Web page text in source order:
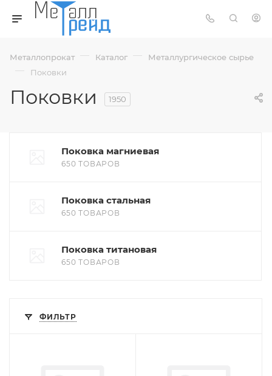
Металлопрокат — Каталог — Металлургическое сырье
— Поковки
Поковки 1950
Поковка магниевая
650 ТОВАРОВ
Поковка стальная
650 ТОВАРОВ
Поковка титановая
650 ТОВАРОВ
ФИЛЬТР